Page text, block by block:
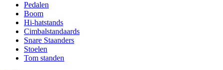
Pedalen
Boom
Hi-hatstands
Cimbalstandaards
Snare Staanders
Stoelen
Tom standen